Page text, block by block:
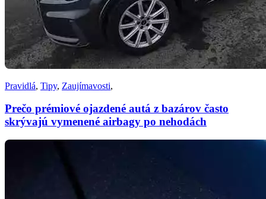
Pravidlá, Tipy, Zaujímavosti,
Prečo prémiové ojazdené autá z bazárov často
skrývajú vymenené airbagy po nehodách